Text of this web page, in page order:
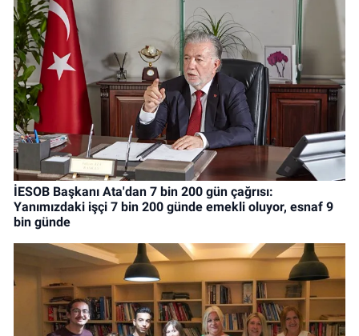
İESOB Başkanı Ata'dan 7 bin 200 gün çağrısı:
Yanımızdaki işçi 7 bin 200 günde emekli oluyor, esnaf 9
bin günde